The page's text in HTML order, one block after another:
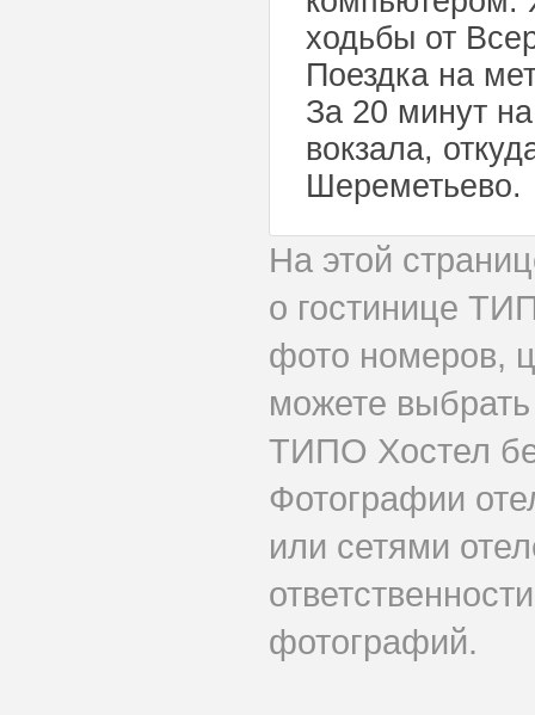
ходьбы от
Поездка на
За 20 минут
вокзала,
Шереметьево.
На этой
о гостинице
фото номеров,
можете
ТИПО Хостел
Фотографии
или сетями
фотографий.